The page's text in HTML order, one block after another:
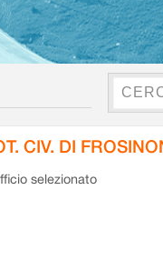
CIV. DI
selezionato